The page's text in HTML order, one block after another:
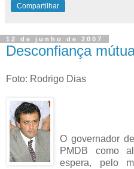
Compartilhar
12 de junho de 2007
Desconfiança
Foto: Rodrigo Dias
O governador
PMDB como
espera, pelo